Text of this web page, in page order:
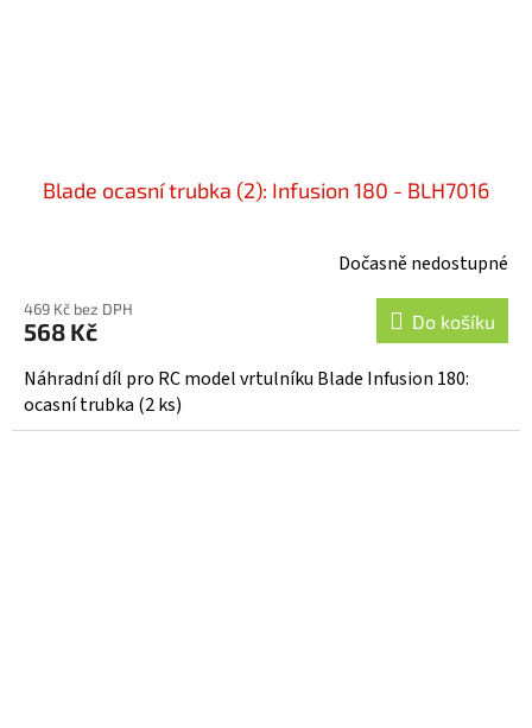
Blade ocasní trubka (2): Infusion 180 - BLH7016
Dočasně nedostupné
469 Kč bez DPH
568 Kč Do košíku
Náhradní díl pro RC model vrtulníku Blade Infusion 180:
ocasní trubka (2 ks)